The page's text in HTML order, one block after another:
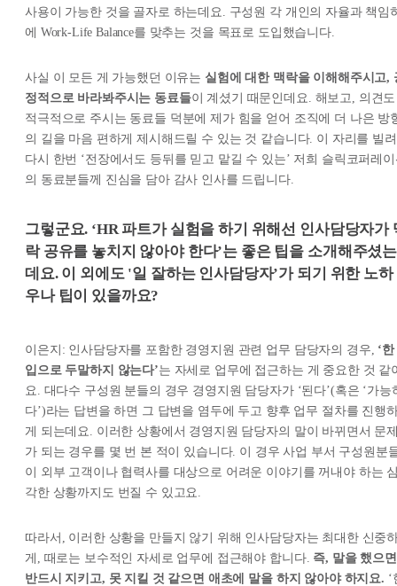
사용이 가능한 것을 골자로 하는데요. 구성원 각 개인의 자율과 책임
에 Work-Life Balance를 맞추는 것을 목표로 도입했습니다.
사실 이 모든 게 가능했던 이유는 실험에 대한 맥락을 이해해주시고,
정적으로 바라봐주시는 동료들이 계셨기 때문인데요. 해보고, 의견도
적극적으로 주시는 동료들 덕분에 제가 힘을 얻어 조직에 더 나은 방
의 길을 마음 편하게 제시해드릴 수 있는 것 같습니다. 이 자리를 빌려
다시 한번 ‘전장에서도 등뒤를 믿고 맡길 수 있는’ 저희 슬릭코퍼레
의 동료분들께 진심을 담아 감사 인사를 드립니다.
그렇군요. ‘HR 파트가 실험을 하기 위해선 인사담당자가
락 공유를 놓치지 않아야 한다’는 좋은 팁을 소개해주셨는
데요. 이 외에도 '일 잘하는 인사담당자’가 되기 위한 노하
우나 팁이 있을까요?
이은지: 인사담당자를 포함한 경영지원 관련 업무 담당자의 경우, ‘한
입으로 두말하지 않는다’는 자세로 업무에 접근하는 게 중요한 것 같
요. 대다수 구성원 분들의 경우 경영지원 담당자가 ‘된다’(혹은 ‘가능
다’)라는 답변을 하면 그 답변을 염두에 두고 향후 업무 절차를 진행
게 되는데요. 이러한 상황에서 경영지원 담당자의 말이 바뀌면서 문
가 되는 경우를 몇 번 본 적이 있습니다. 이 경우 사업 부서 구성원분
이 외부 고객이나 협력사를 대상으로 어려운 이야기를 꺼내야 하는
각한 상황까지도 번질 수 있고요.
따라서, 이러한 상황을 만들지 않기 위해 인사담당자는 최대한 신중
게, 때로는 보수적인 자세로 업무에 접근해야 합니다. 즉, 말을 했으면
반드시 지키고, 못 지킬 것 같으면 애초에 말을 하지 않아야 하지요. ‘